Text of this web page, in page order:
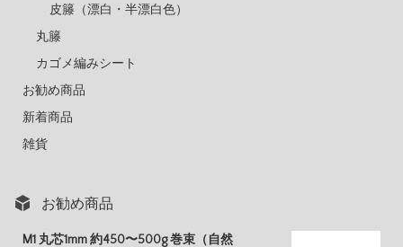
皮籐（漂白・半漂白色）
丸籐
カゴメ編みシート
お勧め商品
新着商品
雑貨
お勧め商品
M1 丸芯1mm 約450〜500g 巻束（自然